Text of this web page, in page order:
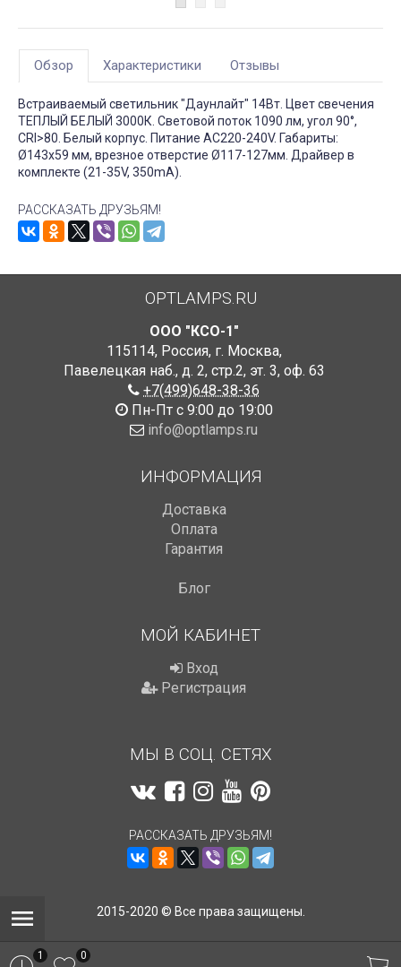
Обзор Характеристики Отзывы
Встраиваемый светильник "Даунлайт" 14Вт. Цвет свечения
ТЕПЛЫЙ БЕЛЫЙ 3000К. Световой поток 1090 лм, угол 90°,
CRI>80. Белый корпус. Питание AC220-240V. Габариты:
Ø143х59 мм, врезное отверстие Ø117-127мм. Драйвер в
комплекте (21-35V, 350mA).
РАССКАЗАТЬ ДРУЗЬЯМ!
OPTLAMPS.RU
ООО "КСО-1"
115114, Россия, г. Москва,
Павелецкая наб., д. 2, стр.2, эт. 3, оф. 63
+7(499)648-38-36
Пн-Пт с 9:00 до 19:00
info@optlamps.ru
ИНФОРМАЦИЯ
Доставка
Оплата
Гарантия
Блог
МОЙ КАБИНЕТ
Вход
Регистрация
МЫ В СОЦ. СЕТЯХ
РАССКАЗАТЬ ДРУЗЬЯМ!
2015-2020 © Все права защищены.
1 0